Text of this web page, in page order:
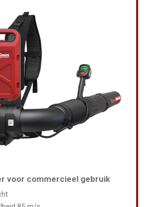
voor commercieel gebruik